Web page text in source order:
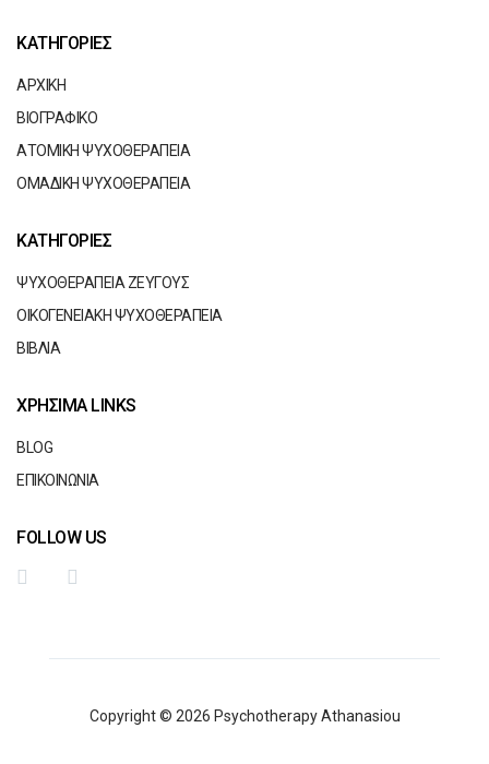
ΚΑΤΗΓΟΡΙΕΣ
ΑΡΧΙΚΗ
ΒΙΟΓΡΑΦΙΚΟ
ΑΤΟΜΙΚΗ ΨΥΧΟΘΕΡΑΠΕΙΑ
ΟΜΑΔΙΚΗ ΨΥΧΟΘΕΡΑΠΕΙΑ
ΚΑΤΗΓΟΡΙΕΣ
ΨΥΧΟΘΕΡΑΠΕΙΑ ΖΕΥΓΟΥΣ
ΟΙΚΟΓΕΝΕΙΑΚΗ ΨΥΧΟΘΕΡΑΠΕΙΑ
ΒΙΒΛΙΑ
ΧΡΗΣΙΜΑ LINKS
BLOG
ΕΠΙΚΟΙΝΩΝΙΑ
FOLLOW US
Copyright © 2026 Psychotherapy Athanasiou